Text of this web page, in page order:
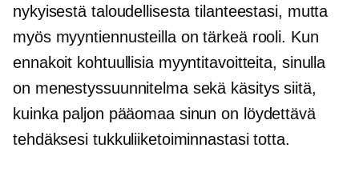
nykyisestä taloudellisesta tilanteestasi, mutta
myös myyntiennusteilla on tärkeä rooli. Kun
ennakoit kohtuullisia myyntitavoitteita, sinulla
on menestyssuunnitelma sekä käsitys siitä,
kuinka paljon pääomaa sinun on löydettävä
tehdäksesi tukkuliiketoiminnastasi totta.